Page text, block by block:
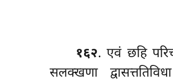
१६२. एवं छहि
सलक्खणा